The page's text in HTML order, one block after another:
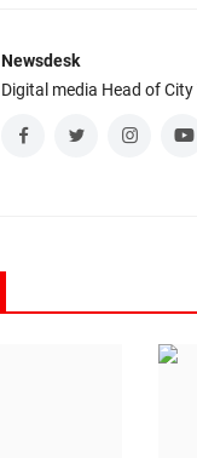
Newsdesk
Digital media Head of City